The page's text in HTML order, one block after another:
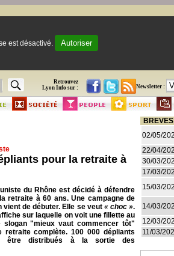
est désactivé. Autoriser
Retrouvez
Lyon Info sur :
Newsletter :
pour la retraite à
du Rhône est décidé à défendre
retraite à 60 ans. Une campagne de
vient de débuter. Elle se veut « choc ».
sur laquelle on voit une fillette au
slogan "mieux vaut commencer tôt"
retraite complète. 100 000 dépliants
être distribués à la sortie des
BREVES
02/05/
22/04/
30/03/
17/03/
15/03/
14/03/
12/03/
11/03/